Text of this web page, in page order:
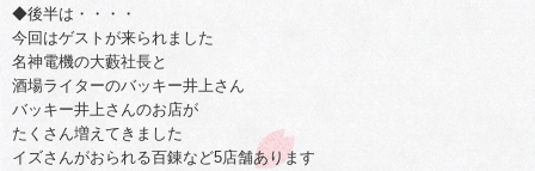
◆後半は・・・・
今回はゲストが来られました
名神電機の大藪社長と
酒場ライターのバッキー井上さん
バッキー井上さんのお店が
たくさん増えてきました
イズさんがおられる百錬など5店舗あります